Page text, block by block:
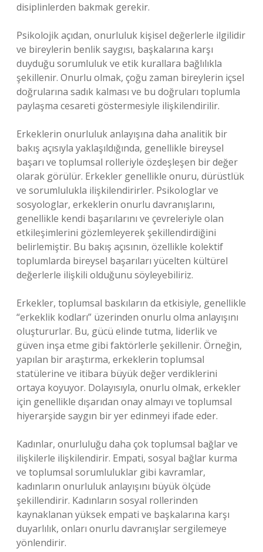
disiplinlerden bakmak gerekir.
Psikolojik açıdan, onurluluk kişisel değerlerle ilgilidir
ve bireylerin benlik saygısı, başkalarına karşı
duyduğu sorumluluk ve etik kurallara bağlılıkla
şekillenir. Onurlu olmak, çoğu zaman bireylerin içsel
doğrularına sadık kalması ve bu doğruları toplumla
paylaşma cesareti göstermesiyle ilişkilendirilir.
Erkeklerin onurluluk anlayışına daha analitik bir
bakış açısıyla yaklaşıldığında, genellikle bireysel
başarı ve toplumsal rolleriyle özdeşleşen bir değer
olarak görülür. Erkekler genellikle onuru, dürüstlük
ve sorumlulukla ilişkilendirirler. Psikologlar ve
sosyologlar, erkeklerin onurlu davranışlarını,
genellikle kendi başarılarını ve çevreleriyle olan
etkileşimlerini gözlemleyerek şekillendirdiğini
belirlemiştir. Bu bakış açısının, özellikle kolektif
toplumlarda bireysel başarıları yücelten kültürel
değerlerle ilişkili olduğunu söyleyebiliriz.
Erkekler, toplumsal baskıların da etkisiyle, genellikle
“erkeklik kodları” üzerinden onurlu olma anlayışını
oluştururlar. Bu, gücü elinde tutma, liderlik ve
güven inşa etme gibi faktörlerle şekillenir. Örneğin,
yapılan bir araştırma, erkeklerin toplumsal
statülerine ve itibara büyük değer verdiklerini
ortaya koyuyor. Dolayısıyla, onurlu olmak, erkekler
için genellikle dışarıdan onay almayı ve toplumsal
hiyerarşide saygın bir yer edinmeyi ifade eder.
Kadınlar, onurluluğu daha çok toplumsal bağlar ve
ilişkilerle ilişkilendirir. Empati, sosyal bağlar kurma
ve toplumsal sorumluluklar gibi kavramlar,
kadınların onurluluk anlayışını büyük ölçüde
şekillendirir. Kadınların sosyal rollerinden
kaynaklanan yüksek empati ve başkalarına karşı
duyarlılık, onları onurlu davranışlar sergilemeye
yönlendirir.